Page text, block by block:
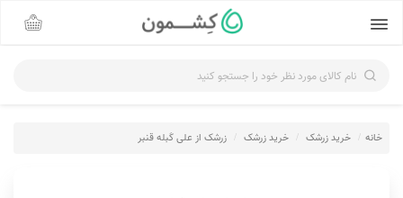
نام کالای مورد نظر خود را جستجو کنید
خانه خرید زرشک خرید زرشک زرشک از علی کَبله قنبر